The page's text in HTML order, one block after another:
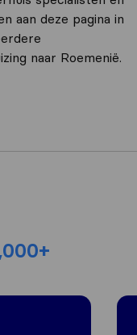
aan deze pagina in
naar Roemenië.